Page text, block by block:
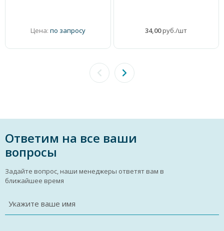
Цена: по запросу 34,00руб./шт
Ответим на все ваши
вопросы
Задайте вопрос, наши менеджеры ответят вам в
ближайшее время
Укажите ваше имя